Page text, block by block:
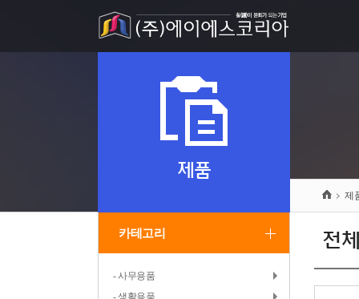
제품
카테고리
- 사무용품
- 생활용품
제
전